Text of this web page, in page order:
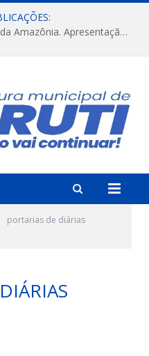
FESTRIBAL 2026 – No Coração da Amazônia. Apresentação da Munduruku.
portarias de diárias